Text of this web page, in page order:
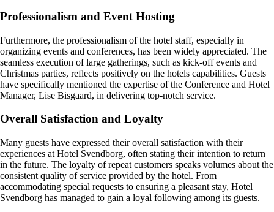
Professionalism and Event Hosting
Furthermore, the professionalism of the hotel staff, especially in
organizing events and conferences, has been widely appreciated. The
seamless execution of large gatherings, such as kick-off events and
Christmas parties, reflects positively on the hotels capabilities. Guests
have specifically mentioned the expertise of the Conference and Hotel
Manager, Lise Bisgaard, in delivering top-notch service.
Overall Satisfaction and Loyalty
Many guests have expressed their overall satisfaction with their
experiences at Hotel Svendborg, often stating their intention to return
in the future. The loyalty of repeat customers speaks volumes about the
consistent quality of service provided by the hotel. From
accommodating special requests to ensuring a pleasant stay, Hotel
Svendborg has managed to gain a loyal following among its guests.